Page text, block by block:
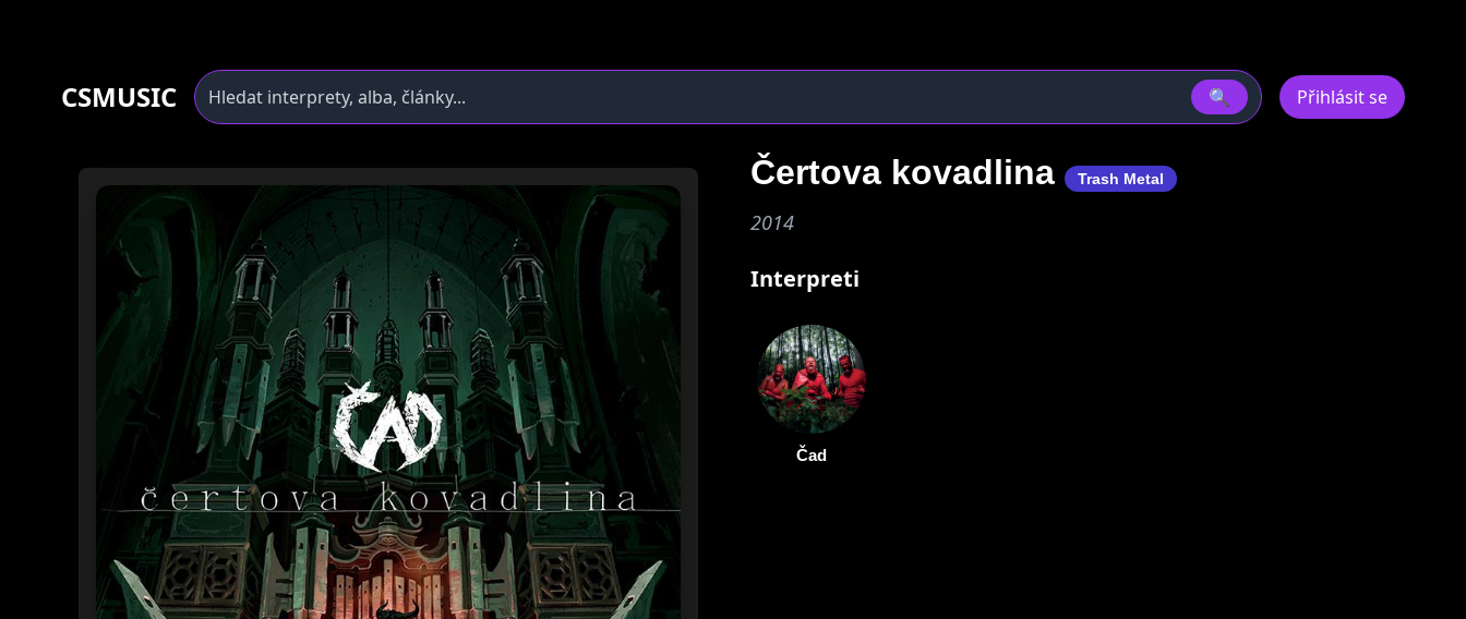
CSMUSIC 🔍 Přihlásit se
Čertova kovadlina Trash Metal
2014
Interpreti
Čad